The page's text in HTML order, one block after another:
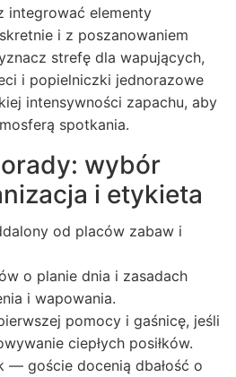
integrować elementy
i z poszanowaniem
strefę dla wapujących,
i popielniczki jednorazowe
intensywności zapachu, aby
spotkania.
wybór
i etykieta
od placów zabaw i
o planie dnia i zasadach
i wapowania.
pomocy i gaśnicę, jeśli
ciepłych posiłków.
— goście docenią dbałość o